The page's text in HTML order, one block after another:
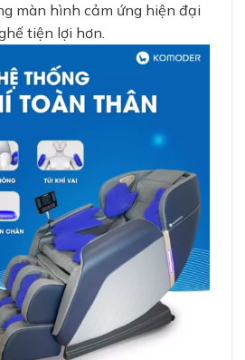
màn hình cảm ứng hiện đại
tiện lợi hơn.